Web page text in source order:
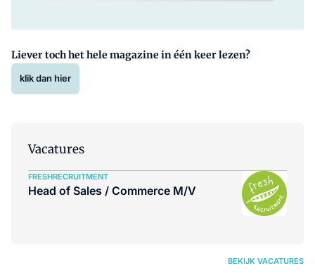
Liever toch het hele magazine in één keer lezen?
klik dan hier
Vacatures
FRESHRECRUITMENT
Head of Sales / Commerce M/V
BEKIJK VACATURES